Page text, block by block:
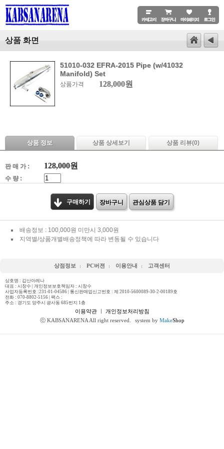
상품 화면
51010-032 EFRA-2015 Pipe (w/41032
Manifold) Set
상품가격 128,000원
상품 정보 상품 상세보기 상품 리뷰(0)
판 매 가 : 128,000원
수 량 :
구매하기 장바구니 관심상품 담기
배송정보 : 100,000원 미만시 3,000원
지역별/상품개별배송정책에 따라 변동될 수 있습니다
상점정보 PC버젼 이용안내 고객센터
상호명 : 갑산아레나
대표 : 시창수 | 개인정보보호책임자 : 시창수
사업자등록번호 :231-01-04586 | 통신판매업신고번호 : 제 2010-5600089-30-2-00189호
전화 : 070-8802-5156 | 팩스 :
주소 : 경기도 양주시 광사동 685번지 1층
이용약관ㅣ 개인정보처리방침
ⓒ KABSANARENA All right reserved.
system by MakeShop